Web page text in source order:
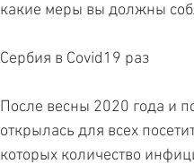
какие меры вы должны
Сербия в Covid19 раз
После весны 2020 года и
открылась для всех
которых количество